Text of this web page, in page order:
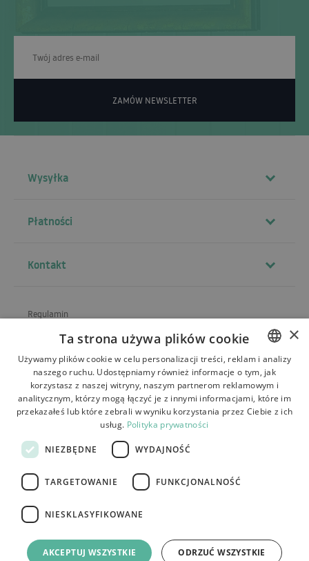
ZAMÓW NEWSLETTER
Wysyłka
Płatności
Kontakt
Regulamin
Wysyłka
Zwroty i reklamacje
Kontakt
e-commerce platform by:
POLISH
BULGARIAN
×
Ta strona używa plików cookie
Używamy plików cookie w celu personalizacji treści, reklam i analizy
naszego ruchu. Udostępniamy również informacje o tym, jak
korzystasz z naszej witryny, naszym partnerom reklamowym i
analitycznym, którzy mogą łączyć je z innymi informacjami, które im
przekazałeś lub które zebrali w wyniku korzystania przez Ciebie z ich
usług. Polityka prywatności
NIEZBĘDNE WYDAJNOŚĆ
TARGETOWANIE FUNKCJONALNOŚĆ
NIESKLASYFIKOWANE
AKCEPTUJ WSZYSTKIE ODRZUĆ WSZYSTKIE